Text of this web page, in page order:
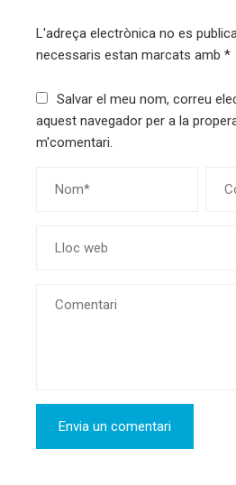
L'adreça electrònica no es
necessaris estan marcats amb *
Salvar el meu nom, correu
aquest navegador per a la
m'comentari.